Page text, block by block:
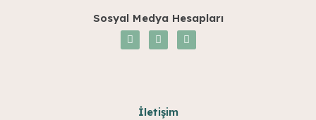
Sosyal Medya Hesapları
İletişim